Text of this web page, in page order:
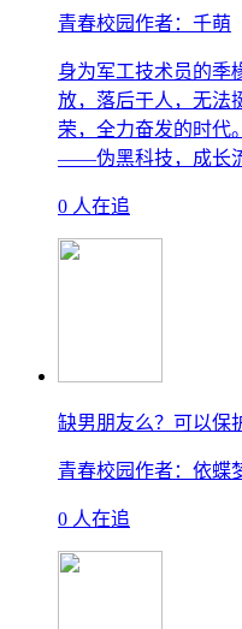
青春校园作者：千萌
身为军工技术员的季
放，落后于人，无法
荣，全力奋发的时代
——伪黑科技，成长
0 人在追
缺男朋友么？可以保
青春校园作者：依蝶
0 人在追